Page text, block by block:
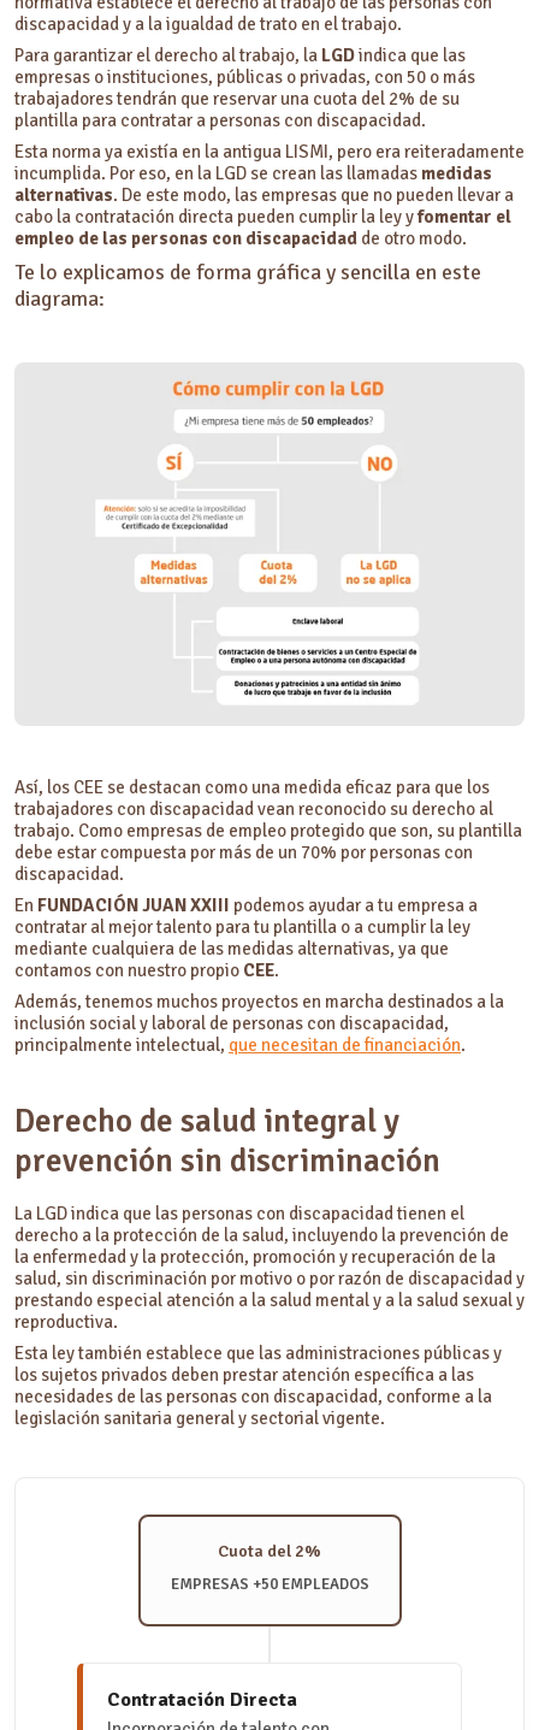
discapacidad y a la igualdad de trato en el trabajo.
Para garantizar el derecho al trabajo, la LGDindica que las
empresas o instituciones, públicas o privadas, con 50 o más
trabajadores tendrán que reservar una cuota del 2% de su
plantilla para contratar a personas con discapacidad.
Esta norma ya existía en la antigua LISMI, pero era reiteradamente
incumplida. Por eso, en la LGD se crean las llamadas medidas
alternativas. De este modo, las empresas que no pueden llevar a
cabo la contratación directa pueden cumplir la ley yfomentar el
empleo de las personas con discapacidad de otro modo.
Te lo explicamos de forma gráfica y sencilla en este
diagrama:
Así, los CEE se destacan como una medida eficaz para que los
trabajadores con discapacidad vean reconocido su derecho al
trabajo. Como empresas de empleo protegido que son, su plantilla
debe estar compuesta por más de un 70% por personas con
discapacidad.
En FUNDACIÓN JUAN XXIII podemos ayudar a tu empresa a
contratar al mejor talento para tu plantilla o a cumplir la ley
mediante cualquiera de las medidas alternativas, ya que
contamos con nuestro propio CEE.
Además, tenemos muchos proyectos en marcha destinados a la
inclusión social y laboral de personas con discapacidad,
principalmente intelectual, que necesitan de financiación.
Derecho de salud integral y
prevención sin discriminación
La LGD indica que las personas con discapacidad tienen el
derecho a la protección de la salud, incluyendo la prevención de
la enfermedad y la protección, promoción y recuperación de la
salud, sin discriminación por motivo o por razón de discapacidad y
prestando especial atención a la salud mental y a la salud sexual y
reproductiva.
Esta ley también establece que las administraciones públicas y
los sujetos privados deben prestar atención específica a las
necesidades de las personas con discapacidad, conforme a la
legislación sanitaria general y sectorial vigente.
Cuota del 2%
EMPRESAS +50 EMPLEADOS
Contratación Directa